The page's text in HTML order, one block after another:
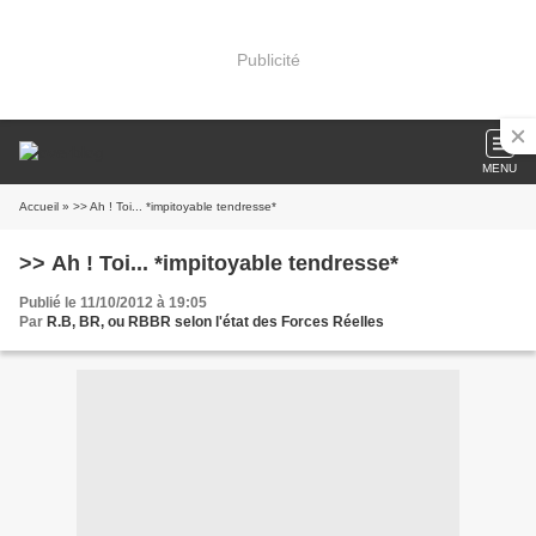
Publicité
MENU
Accueil » >> Ah ! Toi... *impitoyable tendresse*
>> Ah ! Toi... *impitoyable tendresse*
Publié le 11/10/2012 à 19:05
Par R.B, BR, ou RBBR selon l'état des Forces Réelles